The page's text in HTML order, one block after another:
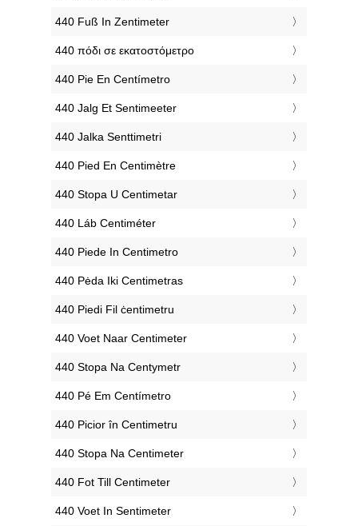
‎440 Fuß In Zentimeter
‎440 πόδι σε εκατοστόμετρο
‎440 Pie En Centímetro
‎440 Jalg Et Sentimeeter
‎440 Jalka Senttimetri
‎440 Pied En Centimètre
‎440 Stopa U Centimetar
‎440 Láb Centiméter
‎440 Piede In Centimetro
‎440 Pėda Iki Centimetras
‎440 Piedi Fil ċentimetru
‎440 Voet Naar Centimeter
‎440 Stopa Na Centymetr
‎440 Pé Em Centímetro
‎440 Picior în Centimetru
‎440 Stopa Na Centimeter
‎440 Fot Till Centimeter
‎440 Voet In Sentimeter